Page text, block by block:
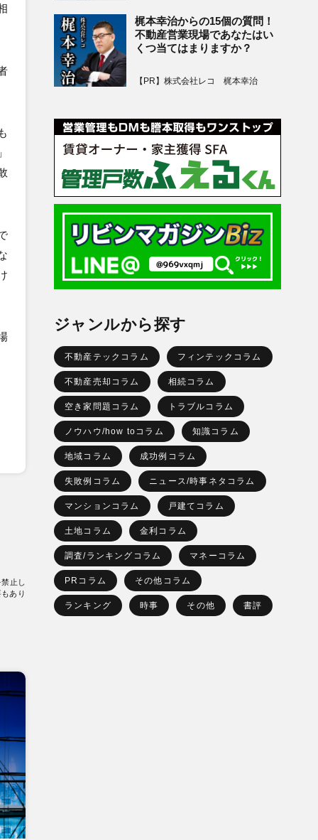
止し
あり
梶本幸治からの15個の質問！
不動産営業現場であなたはい
くつ当てはまりますか？
【PR】株式会社レコ 梶本幸治
ジャンルから探す
不動産テックコラム フィンテックコラム
不動産売却コラム 相続コラム
空き家問題コラム トラブルコラム
ノウハウ/how toコラム 知識コラム
地域コラム 成功例コラム
失敗例コラム ニュース/時事ネタコラム
マンションコラム 戸建てコラム
土地コラム 金利コラム
調査/ランキングコラム マネーコラム
PRコラム その他コラム
ランキング 時事 その他 書評